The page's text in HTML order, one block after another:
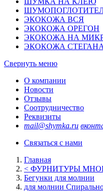
ЭКОКОЖА ВСЯ
ЭКОКОЖА ОРЕГОН
ЭКОКОЖА НА
ЭКОКОЖА
Свернуть меню
О компании
Новости
Отзывы
Соотрудничество
Реквизиты
mail@shymka.ru
Связаться с нами
Главная
< ФУРНИТУРЫ
Бегунки для молнии
для молнии